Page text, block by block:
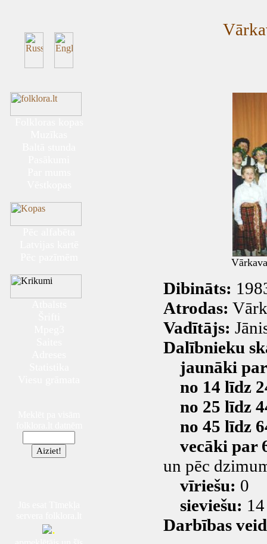
.
Dibināts:
Atrodas:
Vadītājs:
Dalībnieku
jaunāki
no 14 līdz
no 25 līdz
no 45 līdz
vecāki par
un pēc
vīriešu: 0
sieviešu: 14
Darbības